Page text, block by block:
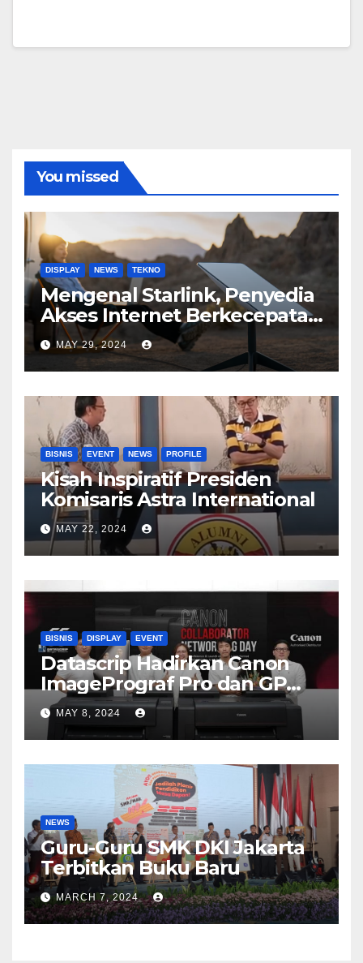
You missed
DISPLAY NEWS TEKNO
Mengenal Starlink, Penyedia
Akses Internet Berkecepatan
Tinggi
MAY 29, 2024
BISNIS EVENT NEWS PROFILE
Kisah Inspiratif Presiden
Komisaris Astra International
MAY 22, 2024
BISNIS DISPLAY EVENT
Datascrip Hadirkan Canon
ImagePrograf Pro dan GP
Series
MAY 8, 2024
NEWS
Guru-Guru SMK DKI Jakarta
Terbitkan Buku Baru
MARCH 7, 2024